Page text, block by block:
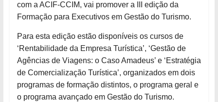
com a ACIF-CCIM, vai promover a III edição da
Formação para Executivos em Gestão do Turismo.
Para esta edição estão disponíveis os cursos de
‘Rentabilidade da Empresa Turística’, ‘Gestão de
Agências de Viagens: o Caso Amadeus’ e ‘Estratégia
de Comercialização Turística’, organizados em dois
programas de formação distintos, o programa geral e
o programa avançado em Gestão do Turismo.